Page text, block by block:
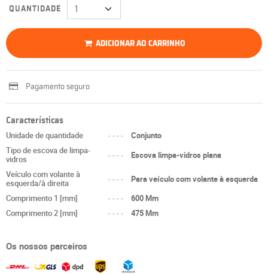
QUANTIDADE
ADICIONAR AO CARRINHO
Pagamento seguro
Características
Unidade de quantidade ----
Conjunto
Tipo de escova de limpa-
vidros
----
Escova limpa-vidros plana
Veículo com volante à
esquerda/à direita
----
Para veículo com volante à esquerda
Comprimento 1 [mm]
----
600 Mm
Comprimento 2 [mm]
---- 475 Mm
Os nossos parceiros